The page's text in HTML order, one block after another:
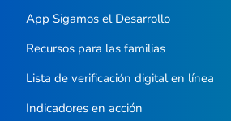
App Sigamos el Desarrollo
Recursos para las familias
Lista de verificación digital en línea
Indicadores en acción